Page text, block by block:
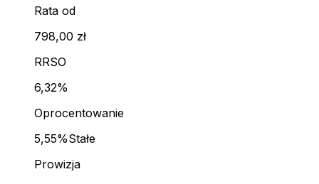
Rata od
798,00 zł
RRSO
6,32%
Oprocentowanie
5,55%Stałe
Prowizja